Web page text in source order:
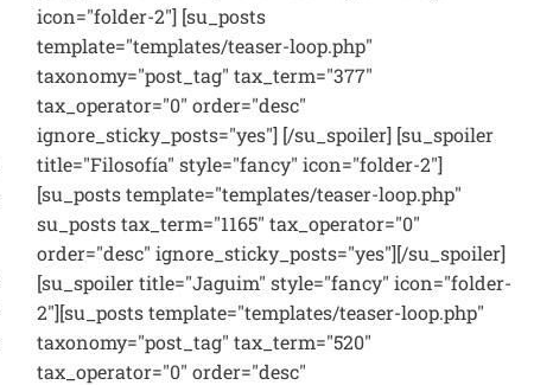
icon="folder-2"] [su_posts
template="templates/teaser-loop.php"
taxonomy="post_tag" tax_term="377"
tax_operator="0" order="desc"
ignore_sticky_posts="yes"] [/su_spoiler] [su_spoiler
title="Filosofía" style="fancy" icon="folder-2"]
[su_posts template="templates/teaser-loop.php"
su_posts tax_term="1165" tax_operator="0"
order="desc" ignore_sticky_posts="yes"][/su_spoiler]
[su_spoiler title="Jaguim" style="fancy" icon="folder-
2"][su_posts template="templates/teaser-loop.php"
taxonomy="post_tag" tax_term="520"
tax_operator="0" order="desc"